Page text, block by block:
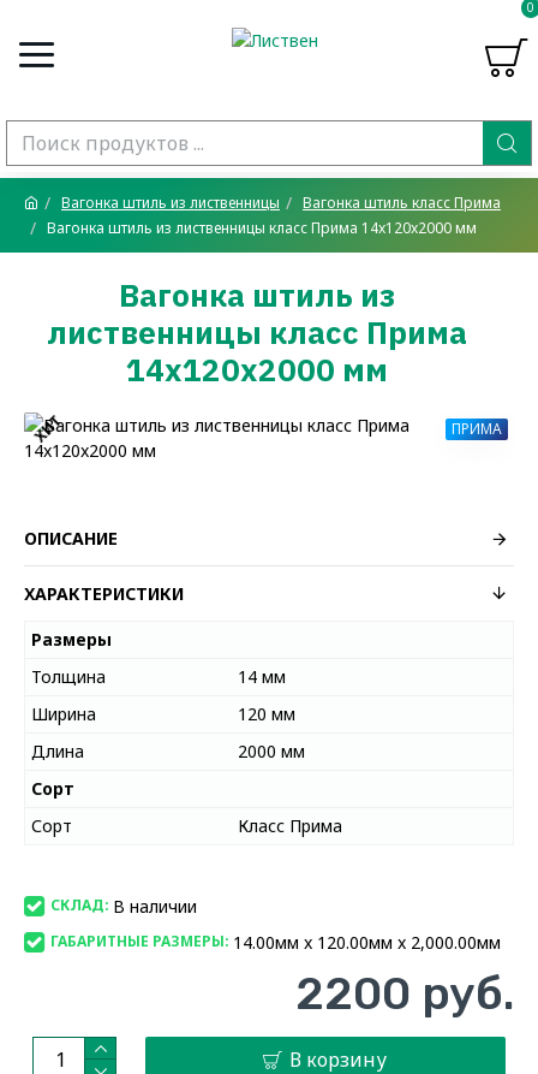
0
Вагонка штиль из лиственницы
Вагонка штиль класс Прима
Вагонка штиль из лиственницы класс Прима 14x120x2000 мм
Вагонка штиль из
лиственницы класс Прима
14x120x2000 мм
ХИТ ПРИМА
ОПИСАНИЕ
ХАРАКТЕРИСТИКИ
Размеры
Толщина
14 мм
Ширина
120 мм
Длина
2000 мм
Сорт
Сорт
Класс Прима
СКЛАД: В наличии
ГАБАРИТНЫЕ РАЗМЕРЫ: 14.00мм x 120.00мм x 2,000.00мм
2200 руб.
В корзину